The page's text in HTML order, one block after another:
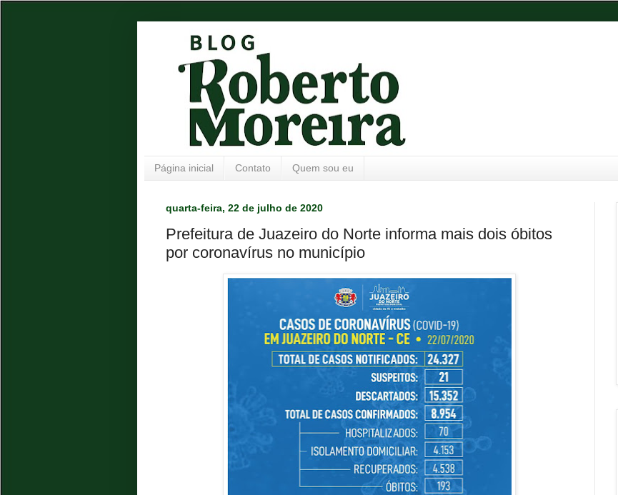
Página inicial Contato Quem sou eu
quarta-feira, 22 de julho de 2020
Prefeitura de Juazeiro do Norte informa mais dois óbitos
por coronavírus no município